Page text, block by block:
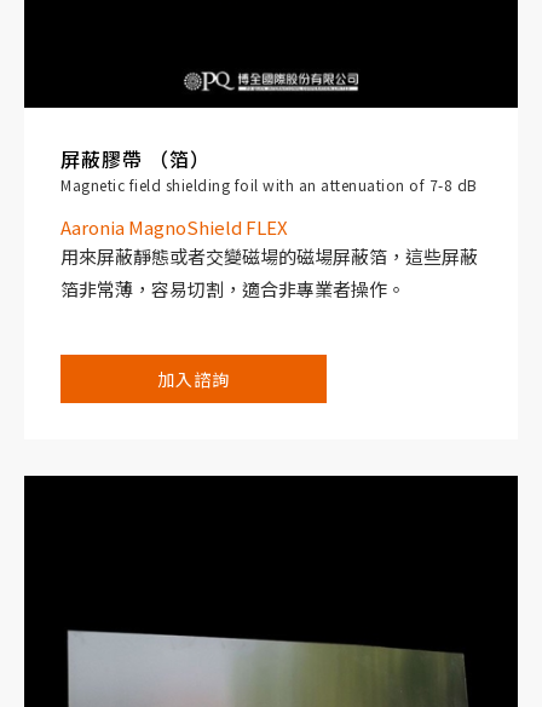
屏蔽膠帶 （箔）
Magnetic field shielding foil with an attenuation of 7-8 dB
Aaronia MagnoShield FLEX
用來屏蔽靜態或者交變磁場的磁場屏蔽箔，這些屏蔽
箔非常薄，容易切割，適合非專業者操作。
加入諮詢